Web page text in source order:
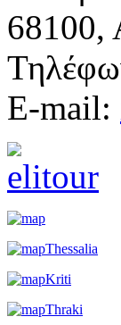
68100,
E-mail: